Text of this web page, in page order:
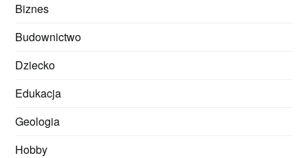
Biznes
Budownictwo
Dziecko
Edukacja
Geologia
Hobby